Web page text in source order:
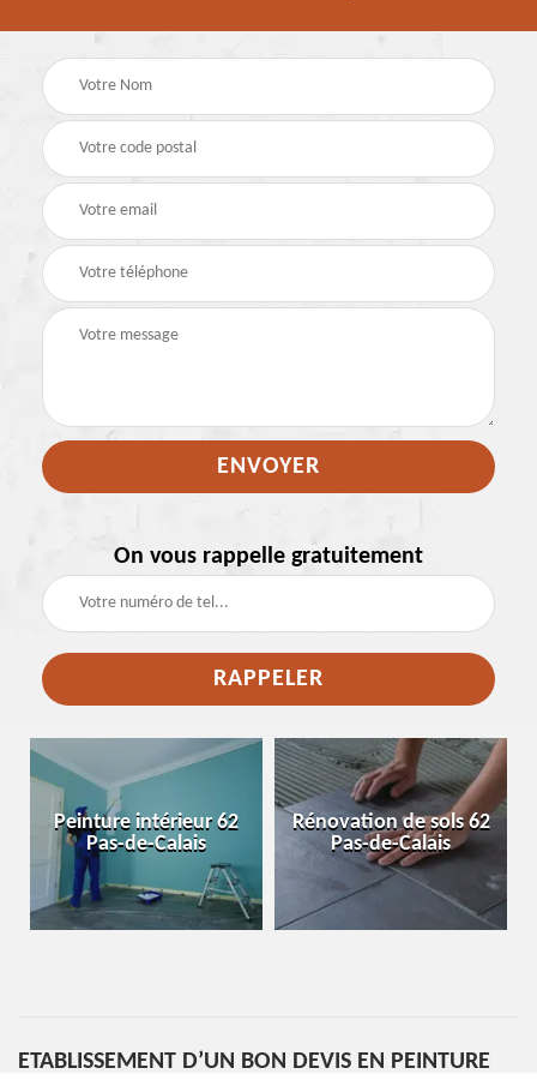
On vous rappelle gratuitement
Peinture intérieur 62
Pas-de-Calais
Rénovation de sols 62
Pas-de-Calais
ETABLISSEMENT D’UN BON DEVIS EN PEINTURE